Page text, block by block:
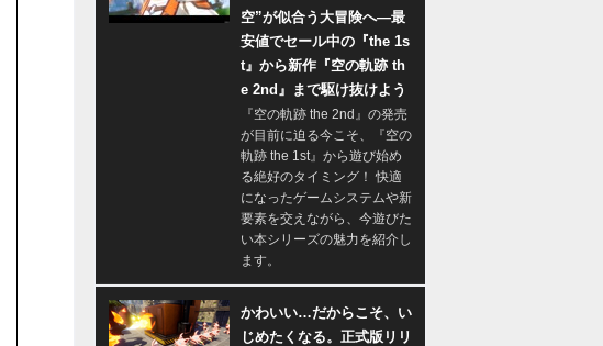
空”が似合う大冒険へ―最
安値でセール中の『the 1s
t』から新作『空の軌跡 th
e 2nd』まで駆け抜けよう
『空の軌跡 the 2nd』の発売
が目前に迫る今こそ、『空の
軌跡 the 1st』から遊び始め
る絶好のタイミング！ 快適
になったゲームシステムや新
要素を交えながら、今遊びた
い本シリーズの魅力を紹介し
ます。
かわいい…だからこそ、い
じめたくなる。正式版リリ